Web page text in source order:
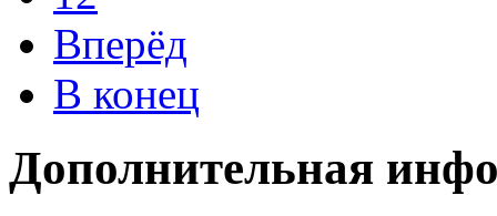
Вперёд
В конец
Дополнительная